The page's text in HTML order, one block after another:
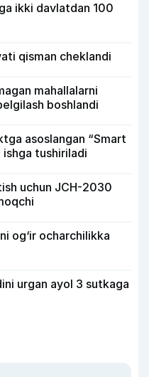
ikki davlatdan 100
qisman cheklandi
mahallalarni
boshlandi
asoslangan “Smart
tushiriladi
uchun JCH-2030
og‘ir ocharchilikka
urgan ayol 3 sutkaga